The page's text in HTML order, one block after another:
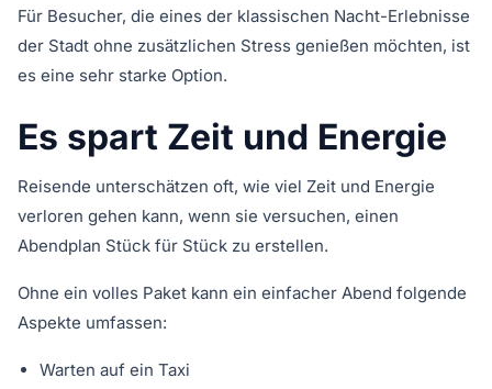
Für Besucher, die eines der klassischen Nacht-Erlebnisse
der Stadt ohne zusätzlichen Stress genießen möchten, ist
es eine sehr starke Option.
Es spart Zeit und Energie
Reisende unterschätzen oft, wie viel Zeit und Energie
verloren gehen kann, wenn sie versuchen, einen
Abendplan Stück für Stück zu erstellen.
Ohne ein volles Paket kann ein einfacher Abend folgende
Aspekte umfassen:
Warten auf ein Taxi